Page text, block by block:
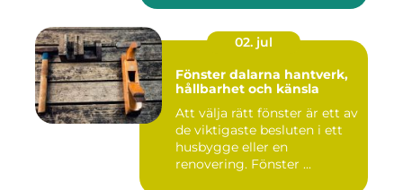
02. jul
Fönster dalarna hantverk,
hållbarhet och känsla
Att välja rätt fönster är ett av
de viktigaste besluten i ett
husbygge eller en
renovering. Fönster ...